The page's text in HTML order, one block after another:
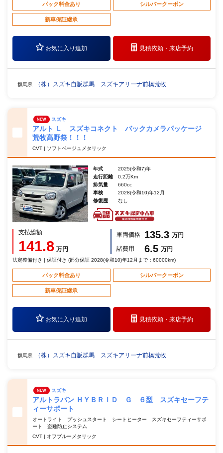
パック料金あり シルバークーポン
新車保証継承
お気に入り追加 見積依頼・来店予約
群馬県 （株）スズキ自販群馬 スズキアリーナ前橋荒牧
NEW スズキ
アルト Ｌ スズキコネクト バックカメラパッケージ
荒牧高野祭！！！
CVT | ソフトベージュメタリック
年式
2025(令和7)年
走行距離
0.2万Km
排気量
660cc
車検
2028(令和10)年12月
修復歴
なし
支払総額
141.8 万円
車両価格 135.3 万円
諸費用
6.5 万円
法定整備付き | 保証付き (部分保証 2028(令和10)年12月まで：60000km)
パック料金あり シルバークーポン
新車保証継承
お気に入り追加 見積依頼・来店予約
群馬県 （株）スズキ自販群馬 スズキアリーナ前橋荒牧
NEW スズキ
アルトラパン ＨＹＢＲＩＤ Ｇ ６型 スズキセーフテ
ィーサポート
オートライト プッシュスタート シートヒーター スズキセーフティーサポ
ート 盗難防止システム
CVT | オフブルーメタリック